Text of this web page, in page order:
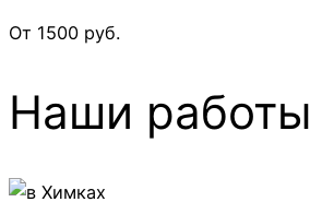
От 1500 руб.
Наши работы